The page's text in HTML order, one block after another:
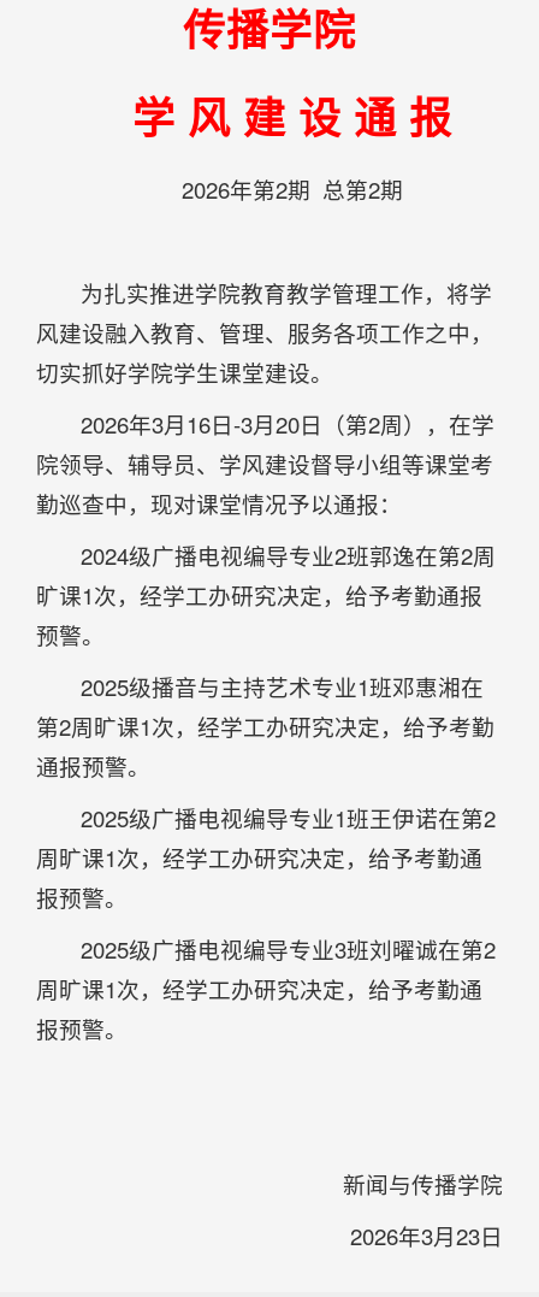
传播学院
学 风 建 设 通 报
2026年第2期 总第2期
为扎实推进学院教育教学管理工作，将学
风建设融入教育、管理、服务各项工作之中，
切实抓好学院学生课堂建设。
2026年3月16日-3月20日（第2周），在学
院领导、辅导员、学风建设督导小组等课堂考
勤巡查中，现对课堂情况予以通报：
2024级广播电视编导专业2班郭逸在第2周
旷课1次，经学工办研究决定，给予考勤通报
预警。
2025级播音与主持艺术专业1班邓惠湘在
第2周旷课1次，经学工办研究决定，给予考勤
通报预警。
2025级广播电视编导专业1班王伊诺在第2
周旷课1次，经学工办研究决定，给予考勤通
报预警。
2025级广播电视编导专业3班刘曜诚在第2
周旷课1次，经学工办研究决定，给予考勤通
报预警。
新闻与传播学院
2026年3月23日